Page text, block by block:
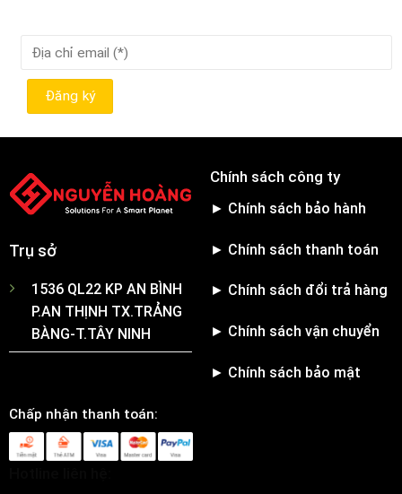
Trụ sở
1536 QL22 KP AN BÌNH
P.AN THỊNH TX.TRẢNG
BÀNG-T.TÂY NINH
Chính sách công ty
► Chính sách bảo hành
► Chính sách thanh toán
► Chính sách đổi trả hàng
► Chính sách vận chuyển
► Chính sách bảo mật
Chấp nhận thanh toán: